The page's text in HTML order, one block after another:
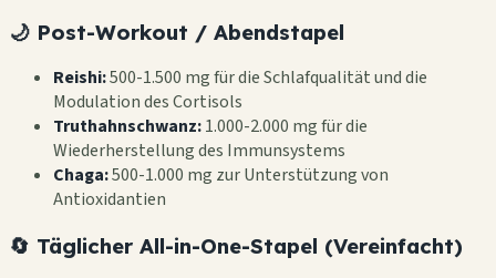
🌙 Post-Workout / Abendstapel
Reishi:500-1.500 mg für die Schlafqualität und die
Modulation des Cortisols
Truthahnschwanz:1.000-2.000 mg für die
Wiederherstellung des Immunsystems
Chaga:500-1.000 mg zur Unterstützung von
Antioxidantien
🔄 Täglicher All-in-One-Stapel (Vereinfacht)